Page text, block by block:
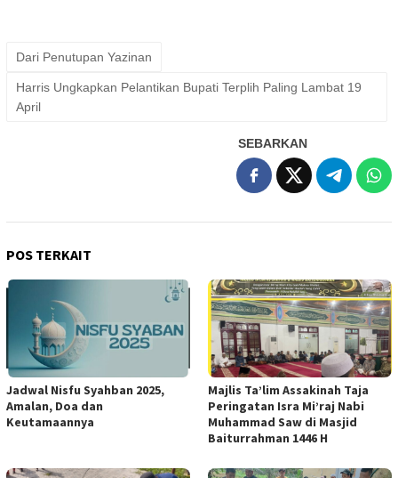
Dari Penutupan Yazinan
Harris Ungkapkan Pelantikan Bupati Terplih Paling Lambat 19
April
SEBARKAN
POS TERKAIT
Jadwal Nisfu Syahban 2025,
Amalan, Doa dan
Keutamaannya
Majlis Ta’lim Assakinah Taja
Peringatan Isra Mi’raj Nabi
Muhammad Saw di Masjid
Baiturrahman 1446 H